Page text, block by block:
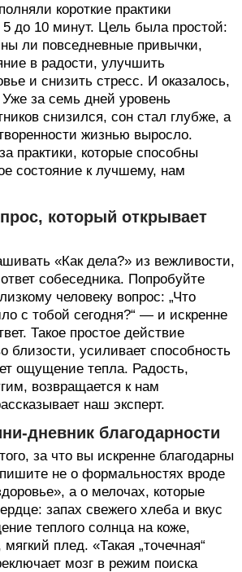
короткие практики
до 10 минут. Цель была простой:
ли повседневные привычки,
в радости, улучшить
и снизить стресс. И оказалось,
за семь дней уровень
снизился, сон стал глубже, а
жизнью выросло.
практики, которые способны
состояние к лучшему, нам
который открывает
«Как дела?» из вежливости,
собеседника. Попробуйте
человеку вопрос: „Что
с тобой сегодня?“ — и искренне
Такое простое действие
близости, усиливает способность
ощущение тепла. Радость,
возвращается к нам
наш эксперт.
дневник благодарности
за что вы искренне благодарны
не о формальностях вроде
а о мелочах, которые
запах свежего хлеба и вкус
теплого солнца на коже,
плед. «Такая „точечная“
мозг в режим поиска